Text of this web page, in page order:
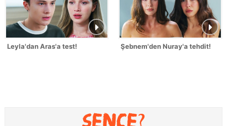
Leyla'dan Aras'a test! Şebnem'den Nuray'a tehdit!